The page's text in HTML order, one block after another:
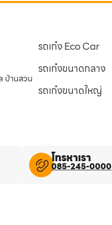
บ้านสวน
รถเก๋ง Eco Car
รถเก๋งขนาดกลาง
รถเก๋งขนาดใหญ่
โทรหาเรา
085-245-0000